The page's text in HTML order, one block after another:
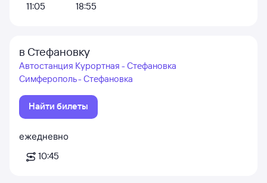
11:05
18:55
в Стефановку
Автостанция Курортная - Стефановка
Симферополь - Стефановка
Найти билеты
ежедневно
10:45